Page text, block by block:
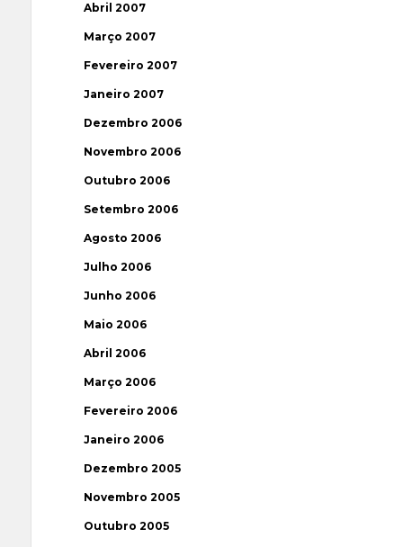
Abril 2007
Março 2007
Fevereiro 2007
Janeiro 2007
Dezembro 2006
Novembro 2006
Outubro 2006
Setembro 2006
Agosto 2006
Julho 2006
Junho 2006
Maio 2006
Abril 2006
Março 2006
Fevereiro 2006
Janeiro 2006
Dezembro 2005
Novembro 2005
Outubro 2005